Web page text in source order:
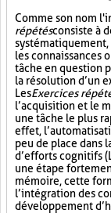
Comme son nom
répétésconsiste à
systématiquement,
les connaissances
tâche en question
la résolution d’un
LesExercices
l’acquisition et le
une tâche le plus
effet,
peu de place dans
d’efforts cognitifs
une étape
mémoire, cette
l’intégration des
développement